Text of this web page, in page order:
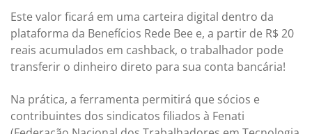
Este valor ficará em uma carteira digital dentro da
plataforma da Benefícios Rede Bee e, a partir de R$ 20
reais acumulados em cashback, o trabalhador pode
transferir o dinheiro direto para sua conta bancária!
Na prática, a ferramenta permitirá que sócios e
contribuintes dos sindicatos filiados à Fenati